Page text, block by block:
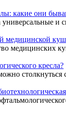
какие они
и
медицинской
медицинских
кресла?